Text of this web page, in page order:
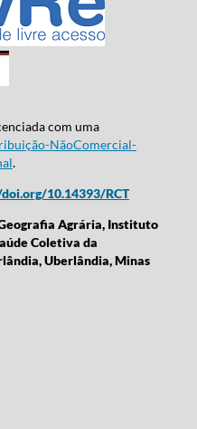
com uma
NãoComercial-
.
10.14393/RCT
Agrária, Instituto
Coletiva da
Uberlândia, Minas